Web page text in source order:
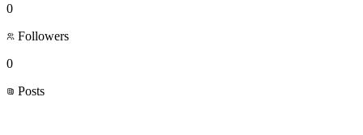
0
Followers
0
Posts